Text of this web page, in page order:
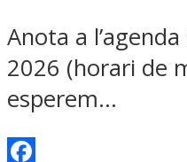
Anota a
2026 (horari de
esperem…